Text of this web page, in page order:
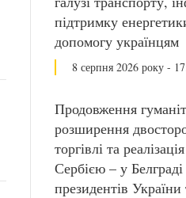
підтримку
допомогу українцям
8 серпня 2026 року -
Продовження
розширення
торгівлі та
Сербією – у Белграді
президентів України